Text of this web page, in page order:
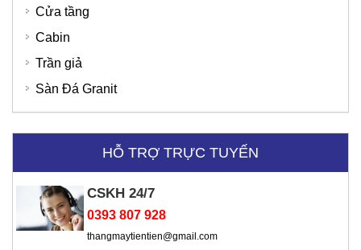
Cửa tầng
Cabin
Trần giả
Sàn Đá Granit
HỖ TRỢ TRỰC TUYẾN
CSKH 24/7
0393 807 928
thangmaytientien@gmail.com